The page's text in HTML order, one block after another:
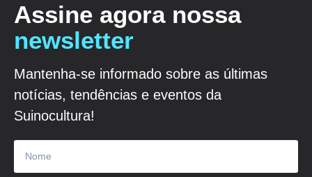
Assine agora nossa
newsletter
Mantenha-se informado sobre as últimas
notícias, tendências e eventos da
Suinocultura!